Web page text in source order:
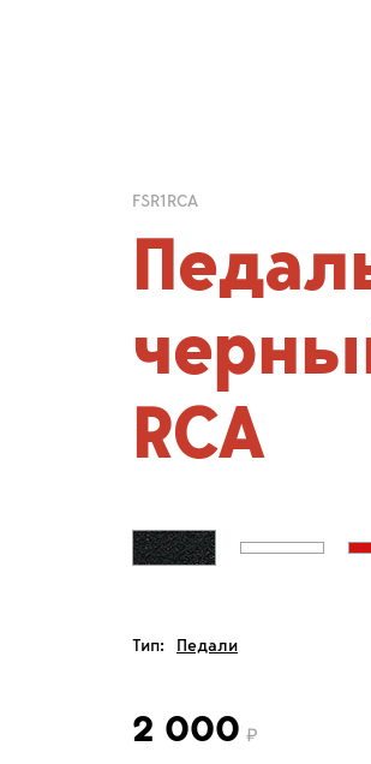
FSR1RCA
RCA
Тип: Педали
2 000